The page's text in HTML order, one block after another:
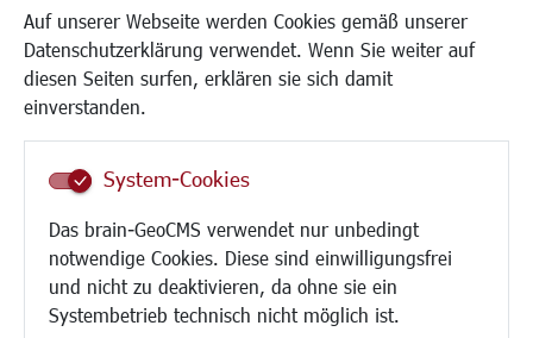
Auf unserer Webseite werden Cookies gemäß unserer
Datenschutzerklärung verwendet. Wenn Sie weiter auf
diesen Seiten surfen, erklären sie sich damit
einverstanden.
System-Cookies
Das brain-GeoCMS verwendet nur unbedingt
notwendige Cookies. Diese sind einwilligungsfrei
und nicht zu deaktivieren, da ohne sie ein
Systembetrieb technisch nicht möglich ist.
Kinderbetreuung
Kinder und Jugend
Institutionen für Familien
Frauen
Schule
Demokratie leben
Ukrainehilfe
Hilfe für Geflüchtete
Religion